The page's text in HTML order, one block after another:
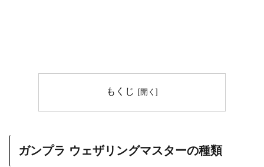
もくじ
ガンプラ ウェザリングマスターの種類